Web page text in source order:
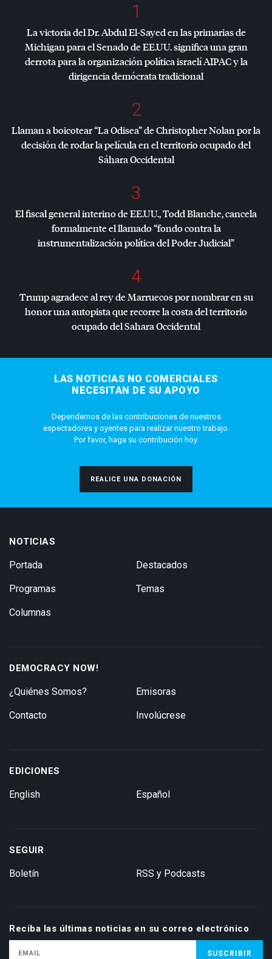
1
La victoria del Dr. Abdul El-Sayed en las primarias de
Michigan para el Senado de EE.UU. significa una gran
derrota para la organización política israelíAIPACy la
dirigencia demócrata tradicional
2
Llaman a boicotear “La Odisea” de Christopher Nolan por la
decisión de rodar la película en el territorio ocupado del
Sáhara Occidental
3
El fiscal general interino de EE.UU., Todd Blanche, cancela
formalmente el llamado “fondo contra la
instrumentalización política del Poder Judicial”
4
Trump agradece al rey de Marruecos por nombrar en su
honor una autopista que recorre la costa del territorio
ocupado del Sahara Occidental
LAS NOTICIAS NO COMERCIALES
NECESITAN DE SU APOYO
Dependemos de las contribuciones de nuestros
espectadores y oyentes para realizar nuestro trabajo.
Por favor, haga su contribución hoy.
REALICE UNA DONACIÓN
NOTICIAS
Portada
Programas
Columnas
Destacados
Temas
DEMOCRACY NOW!
¿Quiénes Somos?
Contacto
Emisoras
Involúcrese
EDICIONES
English Español
SEGUIR
Boletín RSS y Podcasts
Reciba las últimas noticias en su correo electrónico